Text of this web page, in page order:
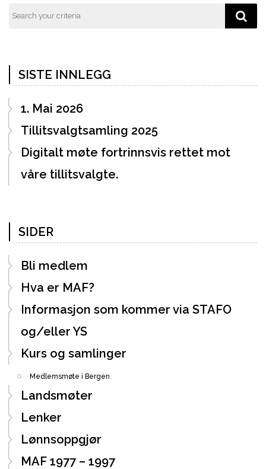
SISTE INNLEGG
1. Mai 2026
Tillitsvalgtsamling 2025
Digitalt møte fortrinnsvis rettet mot
våre tillitsvalgte.
SIDER
Bli medlem
Hva er MAF?
Informasjon som kommer via STAFO
og/eller YS
Kurs og samlinger
Medlemsmøte i Bergen
Landsmøter
Lenker
Lønnsoppgjør
MAF 1977 – 1997